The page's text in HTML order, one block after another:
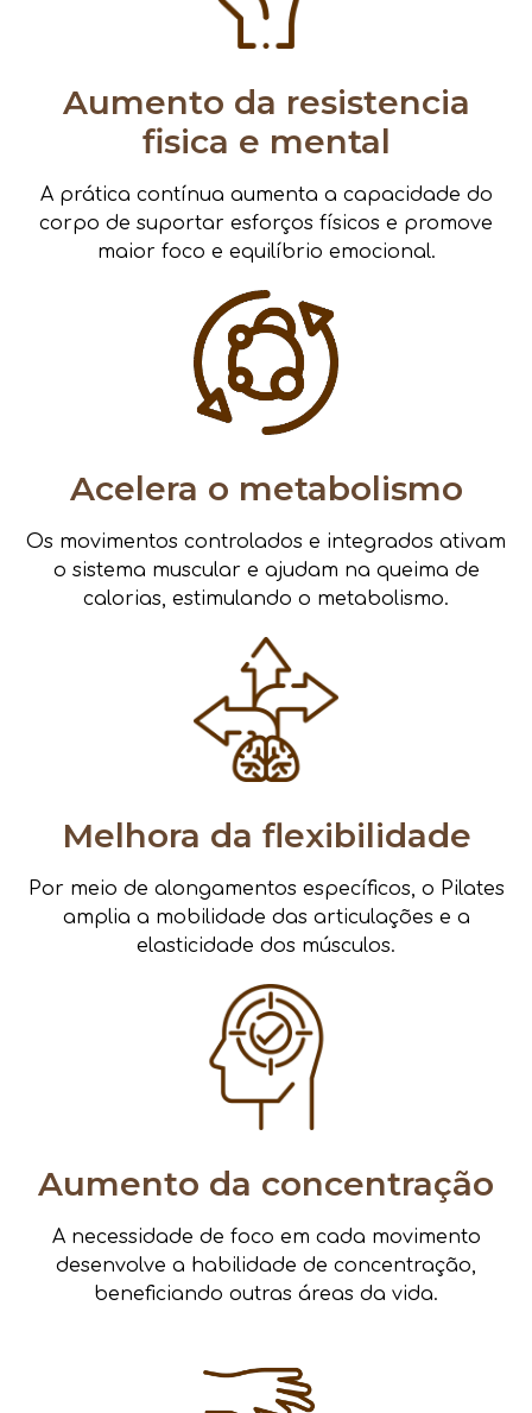
Aumento da resistencia
fisica e mental
A prática contínua aumenta a capacidade do
corpo de suportar esforços físicos e promove
maior foco e equilíbrio emocional.
Acelera o metabolismo
Os movimentos controlados e integrados ativam
o sistema muscular e ajudam na queima de
calorias, estimulando o metabolismo.
Melhora da flexibilidade
Por meio de alongamentos específicos, o Pilates
amplia a mobilidade das articulações e a
elasticidade dos músculos.
Aumento da concentração
A necessidade de foco em cada movimento
desenvolve a habilidade de concentração,
beneficiando outras áreas da vida.